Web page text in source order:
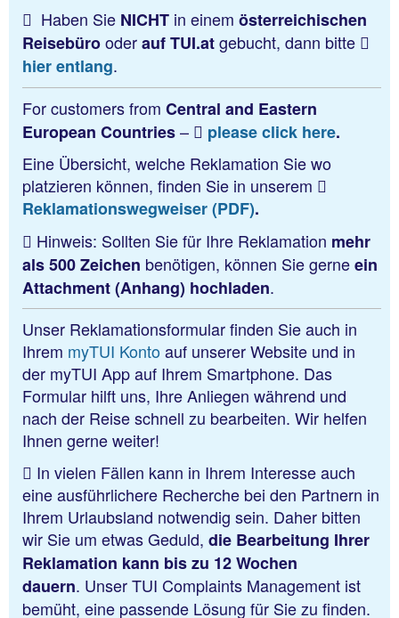
Haben Sie NICHT in einem österreichischen
Reisebürooderauf TUI.atgebucht, dann bitte
hier entlang.
For customers from Central and Eastern
European Countries– please click here.
Eine Übersicht, welche Reklamation Sie wo
platzieren können, finden Sie in unserem
Reklamationswegweiser (PDF).
Hinweis: Sollten Sie für Ihre Reklamation mehr
als 500 Zeichen benötigen, können Sie gerneein
Attachment (Anhang) hochladen.
Unser Reklamationsformular finden Sie auch in
Ihrem myTUI Konto auf unserer Website und in
der myTUI App auf Ihrem Smartphone. Das
Formular hilft uns, Ihre Anliegen während und
nach der Reise schnell zu bearbeiten. Wir helfen
Ihnen gerne weiter!
In vielen Fällen kann in Ihrem Interesse auch
eine ausführlichere Recherche bei den Partnern in
Ihrem Urlaubsland notwendig sein. Daher bitten
wir Sie um etwas Geduld, die Bearbeitung Ihrer
Reklamation kann bis zu 12 Wochen
dauern. Unser TUI Complaints Management ist
bemüht, eine passende Lösung für Sie zu finden.